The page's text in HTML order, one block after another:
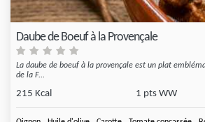
Daube de Boeuf à la Provençale
La daube de boeuf à la provençale est un plat
de la F...
215 Kcal 1 pts WW